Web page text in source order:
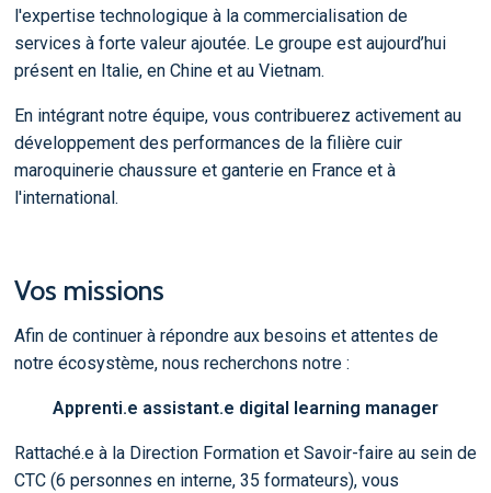
l'expertise technologique à la commercialisation de
services à forte valeur ajoutée. Le groupe est aujourd’hui
présent en Italie, en Chine et au Vietnam.
En intégrant notre équipe, vous contribuerez activement au
développement des performances de la filière cuir
maroquinerie chaussure et ganterie en France et à
l'international.
Vos missions
Afin de continuer à répondre aux besoins et attentes de
notre écosystème, nous recherchons notre :
Apprenti.e assistant.e digital learning manager
Rattaché.e à la Direction Formation et Savoir-faire au sein de
CTC (6 personnes en interne, 35 formateurs), vous